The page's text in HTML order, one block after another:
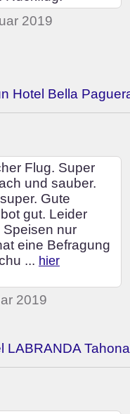
2019
Hotel Bella
Flug. Super
und sauber.
Gute
gut. Leider
nur
eine Befragung
... hier
2019
LABRANDA